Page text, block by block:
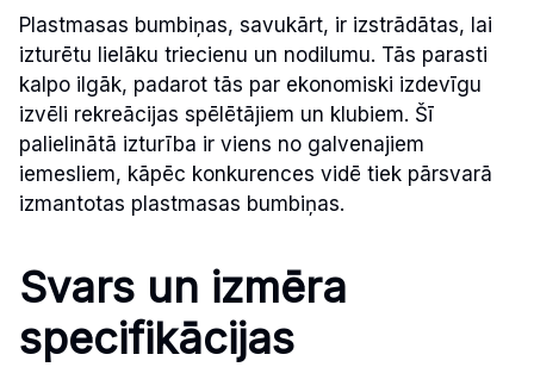
Plastmasas bumbiņas, savukārt, ir izstrādātas, lai
izturētu lielāku triecienu un nodilumu. Tās parasti
kalpo ilgāk, padarot tās par ekonomiski izdevīgu
izvēli rekreācijas spēlētājiem un klubiem. Šī
palielinātā izturība ir viens no galvenajiem
iemesliem, kāpēc konkurences vidē tiek pārsvarā
izmantotas plastmasas bumbiņas.
Svars un izmēra
specifikācijas